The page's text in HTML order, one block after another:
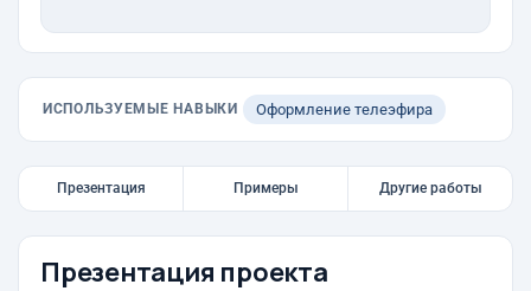
ИСПОЛЬЗУЕМЫЕ НАВЫКИ Оформление телеэфира
Презентация Примеры Другие работы
Презентация проекта